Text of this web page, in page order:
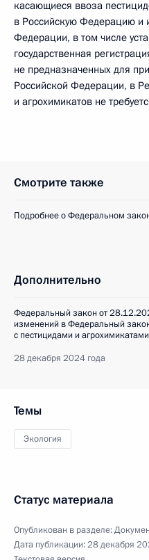
касающиеся ввоза
в Российскую Федерацию и
Федерации, в том числе
государственная
не предназначенных для
Российской Федерации, в
и агрохимикатов не
Смотрите также
Подробнее о Федеральном
Дополнительно
Федеральный закон от
изменений в Федеральный
с пестицидами и
28 декабря 2024 года
Темы
Экология
Статус материала
Опубликован в разделе:
Дата публикации:28 декабря